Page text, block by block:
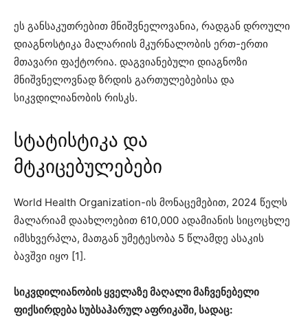
ეს განსაკუთრებით მნიშვნელოვანია, რადგან დროული
დიაგნოსტიკა მალარიის მკურნალობის ერთ-ერთი
მთავარი ფაქტორია. დაგვიანებული დიაგნოზი
მნიშვნელოვნად ზრდის გართულებებისა და
სიკვდილიანობის რისკს.
სტატისტიკა და
მტკიცებულებები
World Health Organization-ის მონაცემებით, 2024 წელს
მალარიამ დაახლოებით 610,000 ადამიანის სიცოცხლე
იმსხვერპლა, მათგან უმეტესობა 5 წლამდე ასაკის
ბავშვი იყო [1].
სიკვდილიანობის ყველაზე მაღალი მაჩვენებელი
ფიქსირდება სუბსაჰარულ აფრიკაში, სადაც: